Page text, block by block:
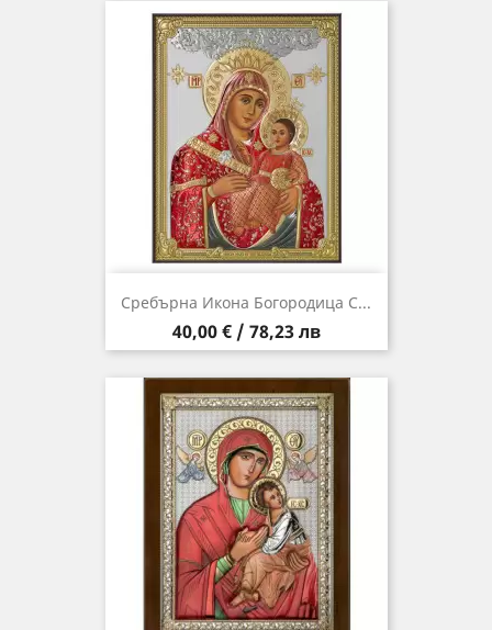
Сребърна Икона Богородица С...
Цена
40,00 € / 78,23 лв